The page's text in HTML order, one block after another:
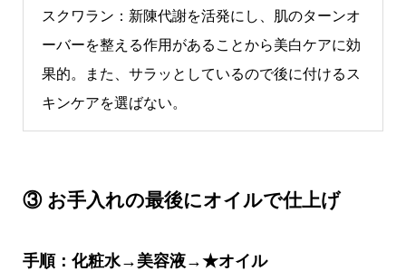
スクワラン：新陳代謝を活発にし、肌のターンオ
ーバーを整える作用があることから美白ケアに効
果的。また、サラッとしているので後に付けるス
キンケアを選ばない。
③ お手入れの最後にオイルで仕上げ
手順：化粧水→美容液→★オイル